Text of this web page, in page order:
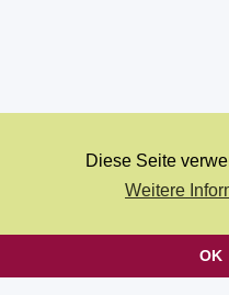
Diese Seite
Weitere
OK